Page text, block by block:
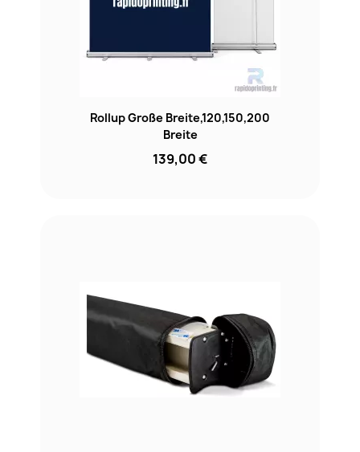
Rollup Große Breite,120,150,200
Breite
139,00 €